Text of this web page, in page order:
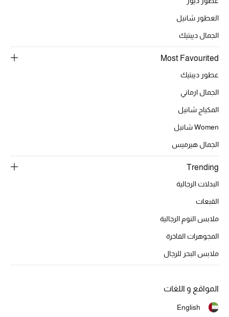
حصريًا عبر الإنترنت
جميع إصدارتنا النسائية
الحب للمحلي
الملابس الرياضية النسائية
تشكيلة الأعراس
حقائب وأحذية متطابقة
هدايا للنساء
جميع الملابس النسائية
جميع الحقائب النسائية
جميع الإكسسورات النسائية
العطور شانيل
الجمال ديبتيك
Most Favourited
عطور ديبتيك
الجمال ارماني
المكياج شانيل
Women شانيل
الجمال هيرميس
Trending
البدلات الرجالية
القبعات
ملابس النوم الرجالية
المجوهرات الفاخرة
ملابس البحر للرجال
المواقع و اللغات
English